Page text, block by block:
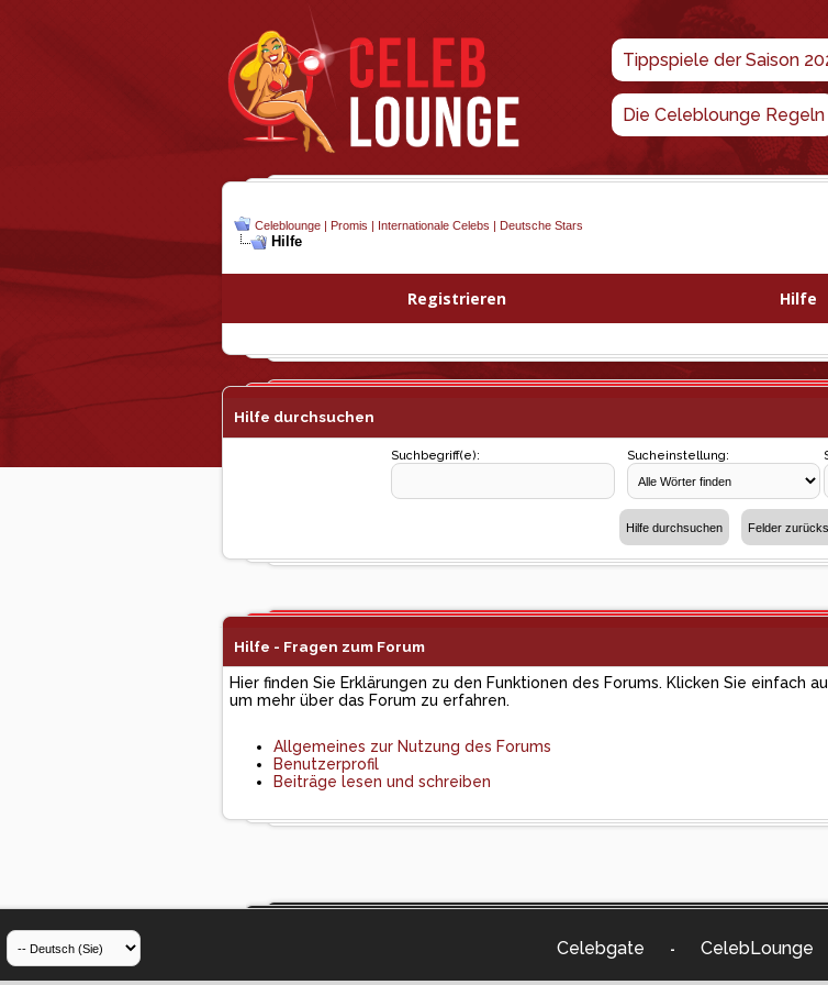
Tippspiele der Saison
Die Celeblounge Regeln
Celeblounge | Promis | Internationale Celebs | Deutsche Stars
Hilfe
Registrieren Hilfe
Hilfe durchsuchen
Suchbegriff(e): Sucheinstellung:
Hilfe - Fragen zum Forum
Hier finden Sie Erklärungen zu den Funktionen des Forums. Klicken Sie einfach
um mehr über das Forum zu erfahren.
Allgemeines zur Nutzung des Forums
Benutzerprofil
Beiträge lesen und schreiben
Celebgate - CelebLounge